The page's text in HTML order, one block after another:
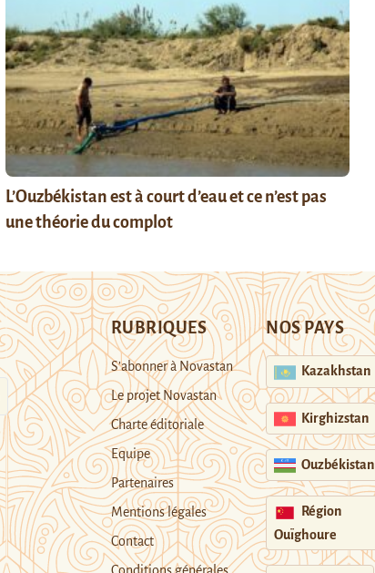
L’Ouzbékistan est à court d’eau et ce n’est pas
une théorie du complot
RUBRIQUES
S’abonner à Novastan
Le projet Novastan
Charte éditoriale
Equipe
Partenaires
Mentions légales
Contact
NOS PAYS
Kazakhstan
Kirghizstan
Ouzbékistan
Région
Ouïghoure